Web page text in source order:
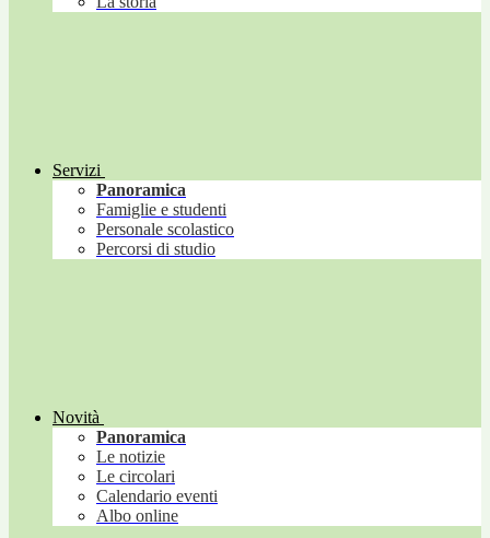
Servizi
Panoramica
Famiglie e studenti
Personale scolastico
Percorsi di studio
Novità
Panoramica
Le notizie
Le circolari
Calendario eventi
Albo online